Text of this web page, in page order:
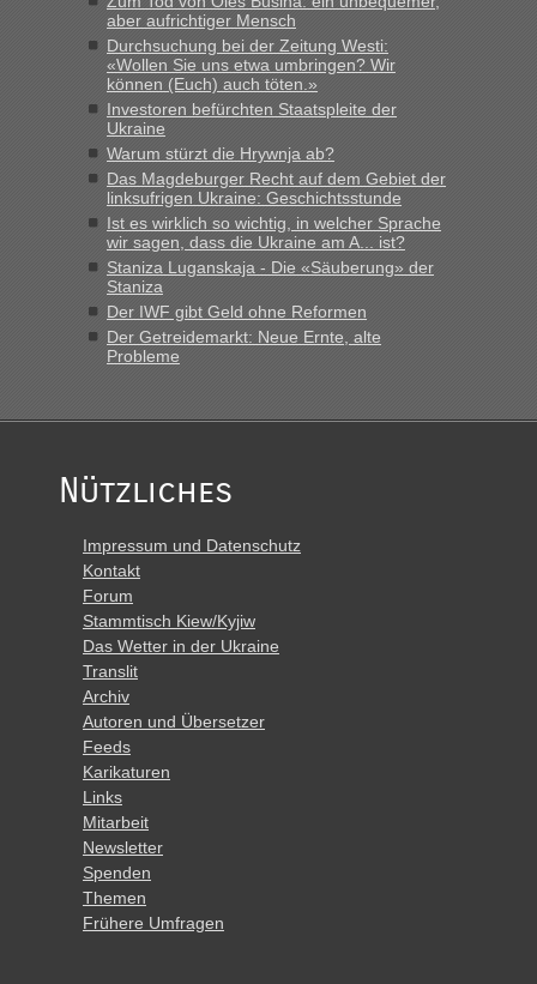
das erste Mal an einem Montagmorgen ca. 15 Fahrzeuge
vor mir, bin sonst der Erste oder Zweite, egal, nach ca 20
Minuten wurde dann die nächste Welle...“
Berichte und Reisetipps • Re: An welchem
Grenzübergang zwischen Polen und der Ukraine geht es am
schnellsten?
„Derzeit, ist es überall sehr voll an den Grenzen Ukraine/
Polen. Zb. Krakovets 100 PKW ca. 10 h Wartezeit. Wollen
Montag rüber, versuchen es sehr früh.“
aber aufrichtiger Mensch
Durchsuchung bei der Zeitung Westi:
«Wollen Sie uns etwa umbringen? Wir
können (Euch) auch töten.»
Investoren befürchten Staatspleite der
Ukraine
Warum stürzt die Hrywnja ab?
Das Magdeburger Recht auf dem Gebiet der
linksufrigen Ukraine: Geschichtsstunde
Ist es wirklich so wichtig, in welcher Sprache
wir sagen, dass die Ukraine am A... ist?
Staniza Luganskaja - Die «Säuberung» der
Staniza
Der IWF gibt Geld ohne Reformen
Der Getreidemarkt: Neue Ernte, alte
Probleme
Nützliches
Impressum und Datenschutz
Kontakt
Forum
Stammtisch Kiew/Kyjiw
Das Wetter in der Ukraine
Translit
Archiv
Autoren und Übersetzer
Feeds
Karikaturen
Links
Mitarbeit
Newsletter
Spenden
Themen
Frühere Umfragen